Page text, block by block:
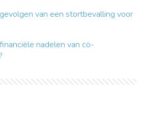
van een stortbevalling voor
nadelen van co-